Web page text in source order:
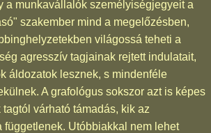
a munkavállalók személyiségjegyeit a
szakember mind a megelőzésben,
világossá teheti a
agresszív tagjainak rejtett indulatait,
áldozatok lesznek, s mindenféle
A grafológus sokszor azt is képes
várható támadás, kik az
függetlenek. Utóbbiakkal nem lehet